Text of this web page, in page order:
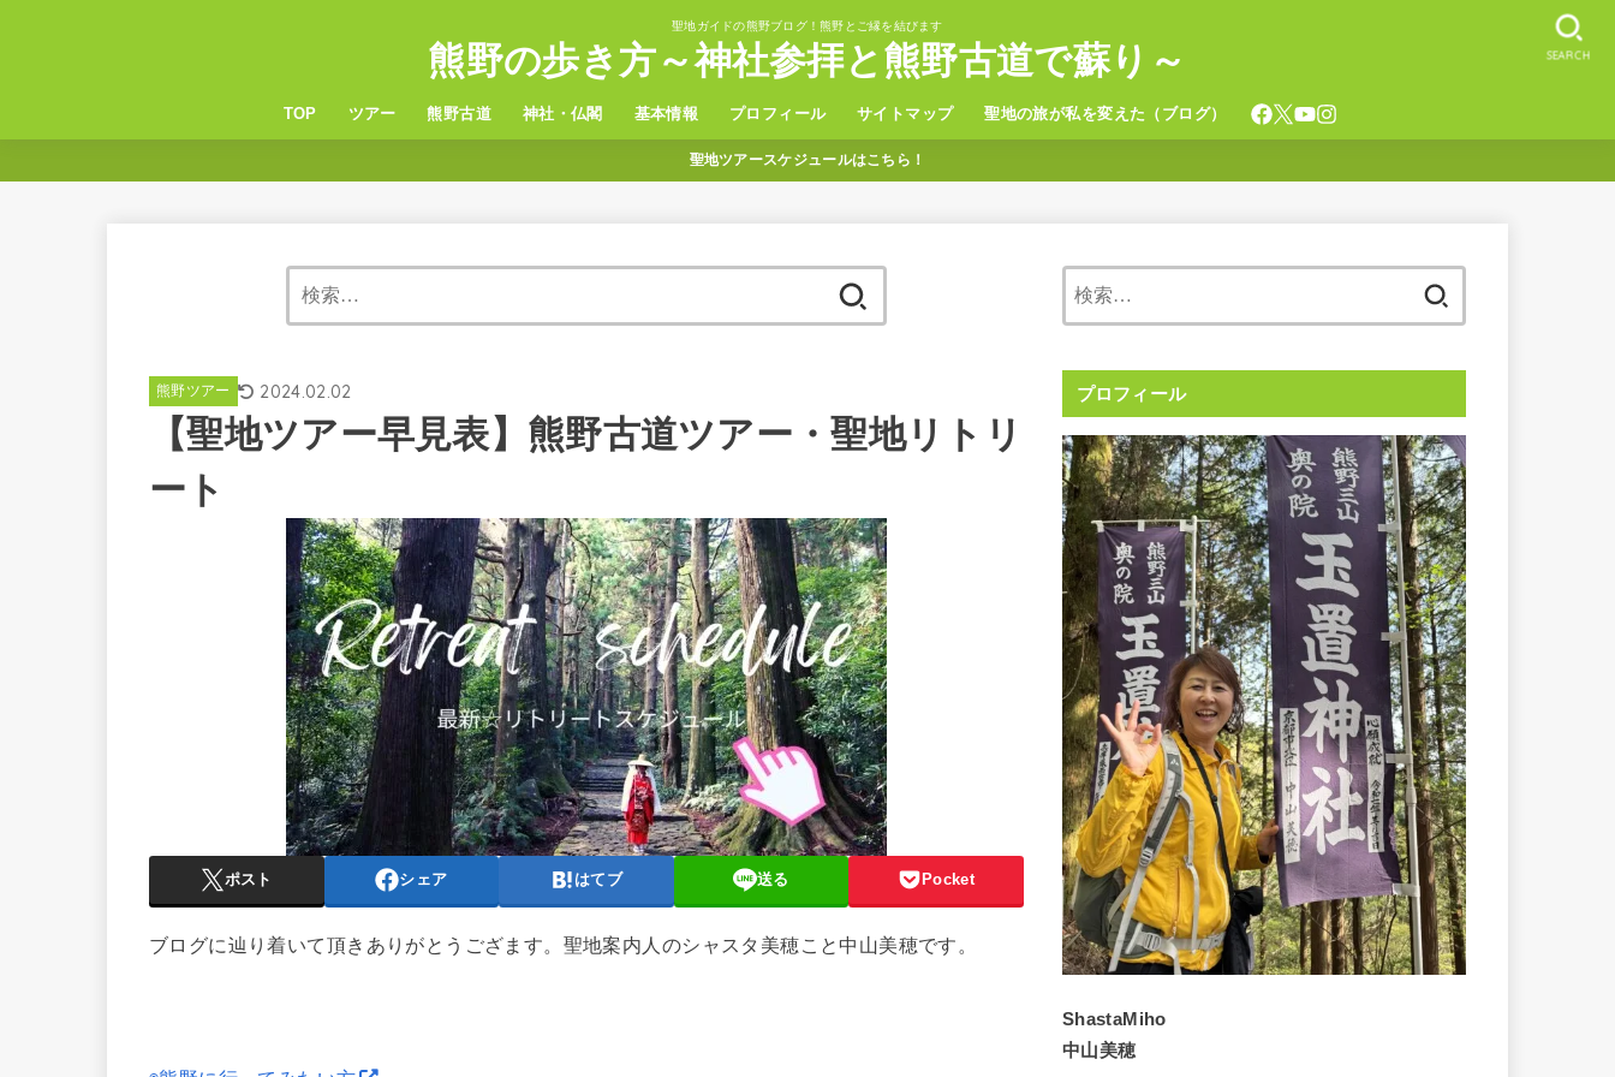
聖地ガイドの熊野ブログ！熊野とご縁を結びます
熊野の歩き方～神社参拝と熊野古道で蘇り～
TOP ツアー 熊野古道 神社・仏閣 基本情報
アクセス
プロフィール サイトマップ 聖地の旅が私を変えた（ブログ）
SEARCH
聖地ツアースケジュールはこちら！
索:
熊野ツアー 2024.02.02
【聖地ツアー早見表】熊野古道ツアー・聖地リトリ
ート
ポスト シェア はてブ 送る Pocket
ブログに辿り着いて頂きありがとうござます。聖地案内人のシャスタ美穂こと中山美穂です。
プロフィール
ShastaMiho
中山美穂